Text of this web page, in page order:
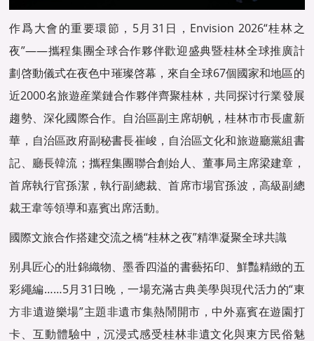
作爲大會的重要環節，5月31日，Envision 2026“桂林之
夜”——攜程集團全球合作夥伴歡迎盛典暨桂林全球推廣計
劃啓動儀式在夜色中璀璨啓幕，來自全球67個國家和地區的
近2000名旅遊産業鏈合作夥伴齊聚桂林，共同探讨行業發展
趨勢、深化國際合作。自治區副主席胡帆，桂林市市長盧新
華，自治區政府副秘書長崔峻，自治區文化和旅遊廳黨組書
記、廳長韓流；攜程集團聯合創始人、董事局主席梁建章，
首席執行官孫潔，執行副總裁、首席市場官孫波，高級副總
裁王韋等領導和嘉賓出席活動。
國際文旅合作搭建交流之橋“桂林之夜”精準凝聚全球共識
别具匠心的壯錦織物、墨香四溢的書藝拓印、鮮豔精緻的五
彩繩編……5月31日晚，一場充滿古典美學與現代活力的“東
方非遺遊樂場”主題非遺市集熱鬧開市，中外嘉賓在遊園打
卡、互動體驗中，沉浸式感受桂林非遺文化與東方民俗魅